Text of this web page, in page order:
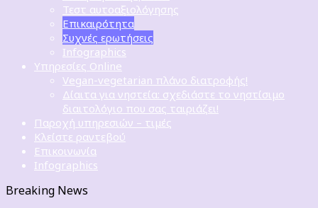
Τεστ αυτοαξιολόγησης
Επικαιρότητα
Συχνές ερωτήσεις
Infographics
Υπηρεσίες Online
Vegan-vegetarian πλάνο διατροφής!
Δίαιτα για νηστεία: σχεδιάστε το νηστίσιμο
διαιτολόγιο που σας ταιριάζει!
Παροχή υπηρεσιών – τιμές
Κλείστε ραντεβού
Επικοινωνία
Infographics
Breaking News